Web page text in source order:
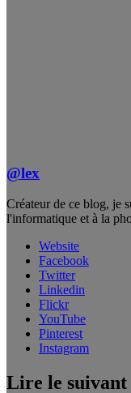
@lex
Créateur de ce blog, je
l'informatique et à la
Website
Facebook
Twitter
Linkedin
Flickr
YouTube
Pinterest
Instagram
Lire le suivant